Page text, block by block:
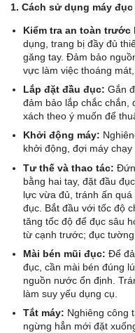
1. Cách sử dụng máy
Kiểm tra an toàn trước
dụng, trang bị đầy đủ
găng tay. Đảm bảo
vực làm việc thoáng
Lắp đặt đầu đục: Gắn
đảm bảo lắp chắc chắn,
xách theo ý muốn để
Khởi động máy:
khởi động, đợi máy
Tư thế và thao tác:
bằng hai tay, đặt đầu
lực vừa đủ, tránh ấn
đục. Bắt đầu với tốc độ
tăng tốc độ để đục sâu
từ cạnh trước; đục
Mài bén mũi đục: Để
đục, cần mài bén đúng
nguồn nước ổn định.
làm suy yếu dụng cụ.
Tắt máy: Nghiêng công
ngừng hẳn mới đặt